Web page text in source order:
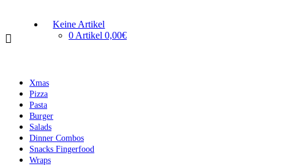
Keine Artikel
0 Artikel 0,00€
Xmas
Pizza
Pasta
Burger
Salads
Dinner Combos
Snacks Fingerfood
Wraps